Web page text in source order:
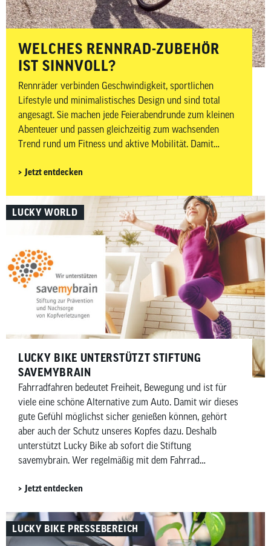
WELCHES RENNRAD-ZUBEHÖR
IST SINNVOLL?
Rennräder verbinden Geschwindigkeit, sportlichen
Lifestyle und minimalistisches Design und sind total
angesagt. Sie machen jede Feierabendrunde zum kleinen
Abenteuer und passen gleichzeitig zum wachsenden
Trend rund um Fitness und aktive Mobilität. Damit
komfortabel sind, kommt es neben dem passenden Bike
zeigen wir dir, welches Rennrad-Zubehör wirklich
sinnvoll ist – aufgeteilt in Must-haves und Nice-to-haves
für Fahrer, Bike sowie Wartung und Pflege.
Jetzt entdecken
LUCKY WORLD
LUCKY BIKE UNTERSTÜTZT STIFTUNG
SAVEMYBRAIN
Fahrradfahren bedeutet Freiheit, Bewegung und ist für
viele eine schöne Alternative zum Auto. Damit wir dieses
gute Gefühl möglichst sicher genießen können, gehört
aber auch der Schutz unseres Kopfes dazu. Deshalb
unterstützt Lucky Bike ab sofort die Stiftung
savemybrain. Wer regelmäßig mit dem Fahrrad
losfahren, den Alltag hinter sich lassen. Doch zur Freude
der eigenen Sicherheit. Genau hier setzt die Arbeit der
Stiftung savemybrain an. Die Partnerschaft verfolgt das
Jetzt entdecken
LUCKY BIKE PRESSEBEREICH